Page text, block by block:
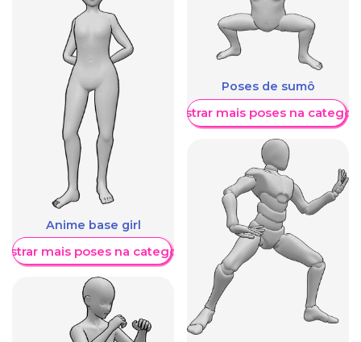
Anime base girl
mais poses na categoria
Poses de sumô
Mostrar mais poses na